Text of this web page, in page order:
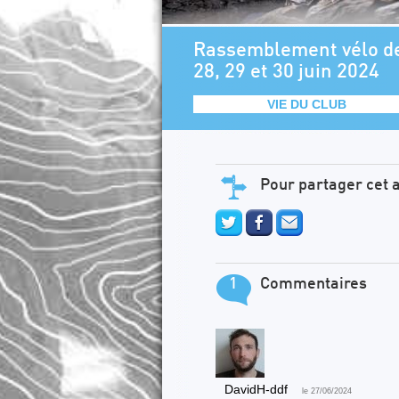
Rassemblement vélo
28, 29 et 30 juin 2024
VIE DU CLUB
Pour partager cet
1 Commentaires
DavidH-ddf le 27/06/2024